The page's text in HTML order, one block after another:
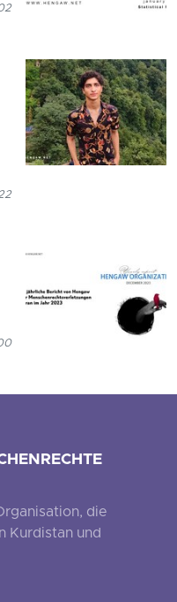
die
Kurdistan und